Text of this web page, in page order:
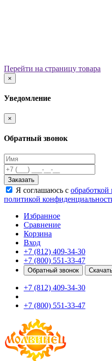
Игровые элементы
Качалки на пружине
Домики-беседки
Развивающие игровые
ПДД для детей
Безопасные покрытия
Спортивные комплексы
Входные арки
Информационные
Ограждения
Для детей с
Школам
Игровые комплексы от
Спортивные элементы
Тренажеры
Теннисные столы
Спортивные ворота
Спортивные стойки
Оборудование для ГТО
Информационные
Перейти на страницу товара
×
Уведомление
×
Обратный звонок
Заказать
Я соглашаюсь с
политикой
Избранное
Сравнение
Корзина
Вход
+7 (812) 409-34-30
+7 (800) 551-33-47
Обратный звонок
+7 (812) 409-34-30
+7 (800) 551-33-47